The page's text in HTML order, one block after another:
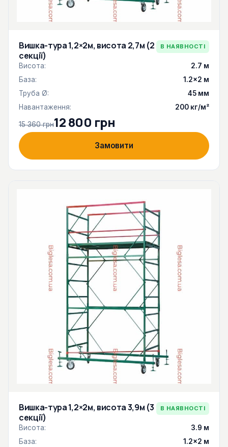
Вишка-тура 1,2×2м, висота 2,7м (2
секції)
В НАЯВНОСТІ
Висота:
2.7 м
База:
1.2×2 м
Труба Ø:
45 мм
Навантаження:
200 кг/м²
15 360 грн12 800 грн
Замовити
Вишка-тура 1,2×2м, висота 3,9м (3
секції)
В НАЯВНОСТІ
Висота:
3.9 м
База:
1.2×2 м